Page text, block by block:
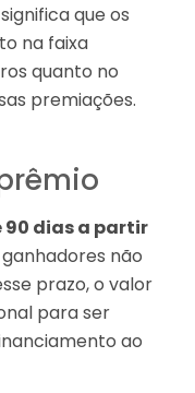
que os
na faixa
quanto no
premiações.
dias a partir
ganhadores não
prazo, o valor
para ser
ao